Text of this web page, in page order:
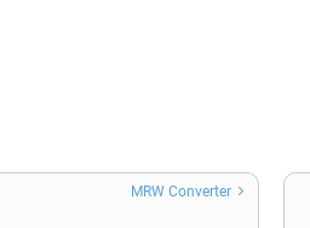
MRW Converter